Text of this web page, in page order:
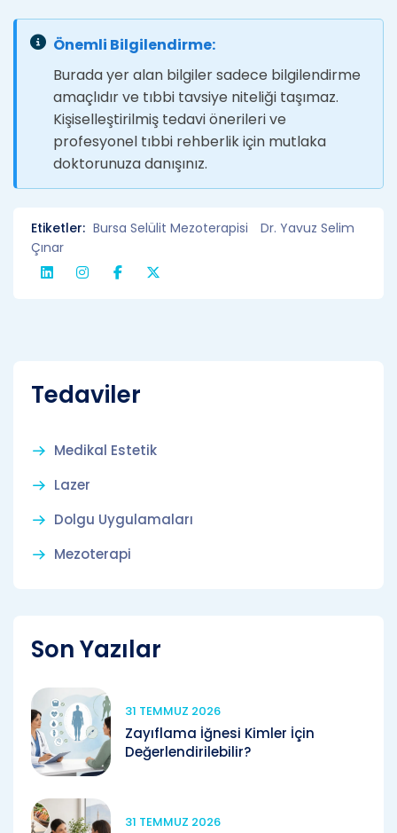
Önemli Bilgilendirme:
Burada yer alan bilgiler sadece bilgilendirme
amaçlıdır ve tıbbi tavsiye niteliği taşımaz.
Kişiselleştirilmiş tedavi önerileri ve
profesyonel tıbbi rehberlik için mutlaka
doktorunuza danışınız.
Etiketler: Bursa Selülit Mezoterapisi
Dr. Yavuz Selim
Çınar
Tedaviler
Medikal Estetik
Lazer
Dolgu Uygulamaları
Mezoterapi
Son Yazılar
31 TEMMUZ 2026
Zayıflama İğnesi Kimler İçin
Değerlendirilebilir?
31 TEMMUZ 2026